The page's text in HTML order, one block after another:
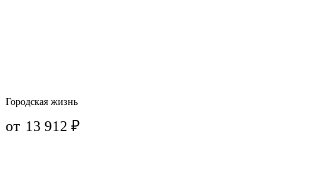
Городская жизнь
от 13 912₽